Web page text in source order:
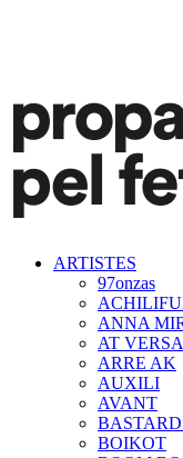
ARTISTES
97onzas
ANNA
AT
ARRE AK
AUXILI
AVANT
BOIKOT